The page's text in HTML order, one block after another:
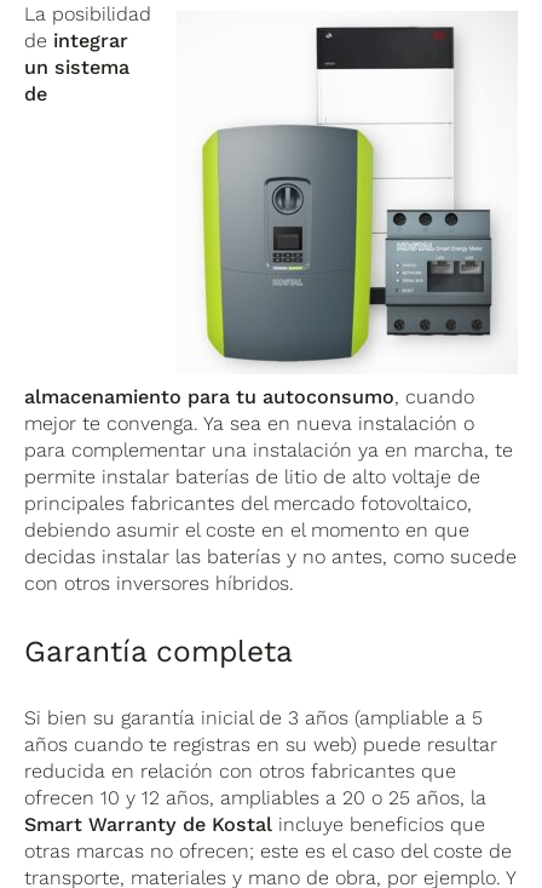
La posibilidad
de integrar
un sistema
de
almacenamiento para tu autoconsumo, cuando
mejor te convenga. Ya sea en nueva instalación o
para complementar una instalación ya en marcha, te
permite instalar baterías de litio de alto voltaje de
principales fabricantes del mercado fotovoltaico,
debiendo asumir el coste en el momento en que
decidas instalar las baterías y no antes, como sucede
con otros inversores híbridos.
Garantía completa
Si bien su garantía inicial de 3 años (ampliable a 5
años cuando te registras en su web) puede resultar
reducida en relación con otros fabricantes que
ofrecen 10 y 12 años, ampliables a 20 o 25 años, la
Smart Warranty de Kostal incluye beneficios que
otras marcas no ofrecen; este es el caso del coste de
transporte, materiales y mano de obra, por ejemplo. Y